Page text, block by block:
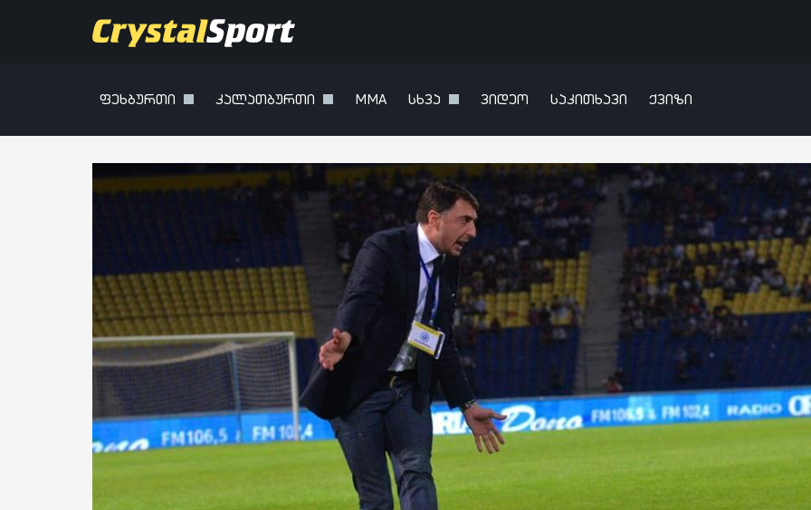
ფეხბურთი კალათბურთი MMA სხვა ვიდეო საკითხავი ქვიზი